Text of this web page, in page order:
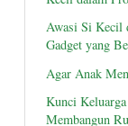
Awasi Si Kecil
Gadget yang
Agar Anak
Kunci
Membangun